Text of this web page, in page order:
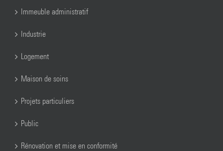
Immeuble administratif
Industrie
Logement
Maison de soins
Projets particuliers
Public
Rénovation et mise en conformité